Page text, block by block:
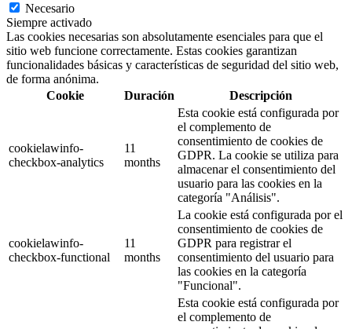
Necesario
Siempre activado
Las cookies necesarias son absolutamente esenciales para que el
sitio web funcione correctamente. Estas cookies garantizan
funcionalidades básicas y características de seguridad del sitio web,
de forma anónima.
Cookie
Duración Descripción
cookielawinfo-
checkbox-analytics
11
months
Esta cookie está configurada por
el complemento de
consentimiento de cookies de
GDPR. La cookie se utiliza para
almacenar el consentimiento del
usuario para las cookies en la
categoría "Análisis".
cookielawinfo-
checkbox-functional
11
months
La cookie está configurada por el
consentimiento de cookies de
GDPR para registrar el
consentimiento del usuario para
las cookies en la categoría
"Funcional".
Esta cookie está configurada por
el complemento de